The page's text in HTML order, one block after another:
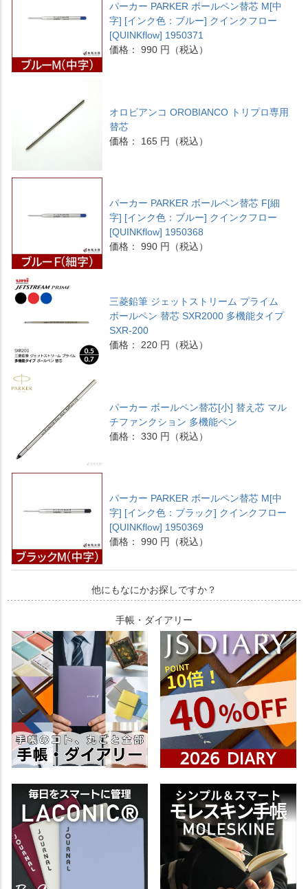
パーカー PARKER ボールペン替芯 M[中
字] [インク色：ブルー] クインクフロー
[QUINKflow] 1950371
価格： 990 円（税込）
オロビアンコ OROBIANCO トリプロ専用
替芯
価格： 165 円（税込）
パーカー PARKER ボールペン替芯 F[細
字] [インク色：ブルー] クインクフロー
[QUINKflow] 1950368
価格： 990 円（税込）
三菱鉛筆 ジェットストリーム プライム
ボールペン 替芯 SXR2000 多機能タイプ
SXR-200
価格： 220 円（税込）
パーカー ボールペン替芯[小] 替え芯 マル
チファンクション 多機能ペン
価格： 330 円（税込）
パーカー PARKER ボールペン替芯 M[中
字] [インク色：ブラック] クインクフロー
[QUINKflow] 1950369
価格： 990 円（税込）
他にもなにかお探しですか？
手帳・ダイアリー